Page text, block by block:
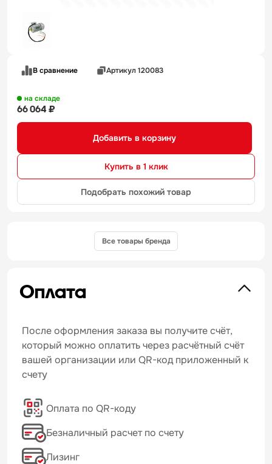
В сравнение Артикул 120083
на складе
66 064 ₽
Добавить в корзину
Купить в 1 клик
Подобрать похожий товар
Все товары бренда
Оплата
После оформления заказа вы получите счёт,
который можно оплатить через расчётный счёт
вашей организации или QR-код приложенный к
счету
Оплата по QR-коду
Безналичный расчет по счету
Лизинг